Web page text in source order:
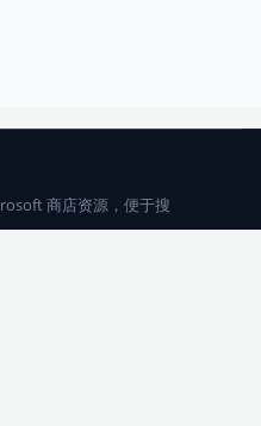
商店资源，便于搜